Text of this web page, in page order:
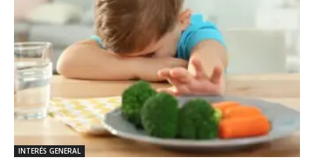
INTERÉS GENERAL